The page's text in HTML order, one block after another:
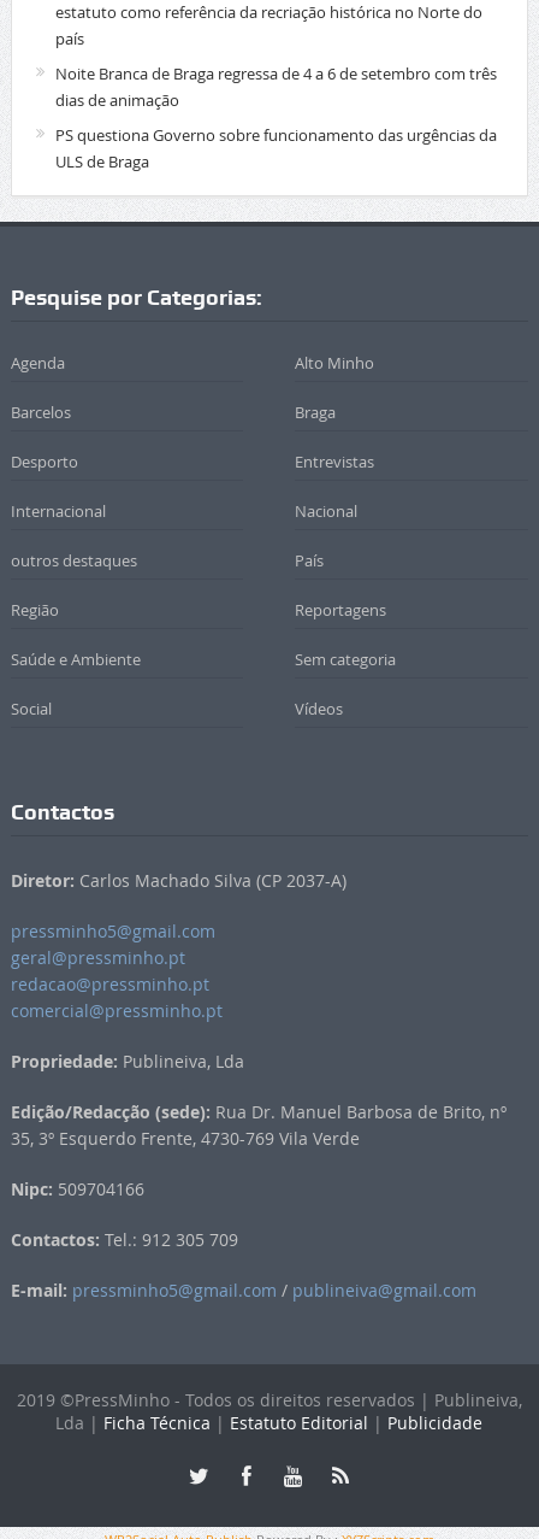
estatuto como referência da recriação histórica no Norte do
país
Noite Branca de Braga regressa de 4 a 6 de setembro com três
dias de animação
PS questiona Governo sobre funcionamento das urgências da
ULS de Braga
Pesquise por Categorias:
Agenda Alto Minho
Barcelos Braga
Desporto Entrevistas
Internacional Nacional
outros destaques País
Região Reportagens
Saúde e Ambiente Sem categoria
Social Vídeos
Contactos
Diretor: Carlos Machado Silva (CP 2037-A)
pressminho5@gmail.com
geral@pressminho.pt
redacao@pressminho.pt
comercial@pressminho.pt
Propriedade: Publineiva, Lda
Edição/Redacção (sede): Rua Dr. Manuel Barbosa de Brito, nº
35, 3º Esquerdo Frente, 4730-769 Vila Verde
Nipc: 509704166
Contactos: Tel.: 912 305 709
E-mail: pressminho5@gmail.com / publineiva@gmail.com
2019 ©PressMinho - Todos os direitos reservados | Publineiva,
Lda | Ficha Técnica | Estatuto Editorial | Publicidade